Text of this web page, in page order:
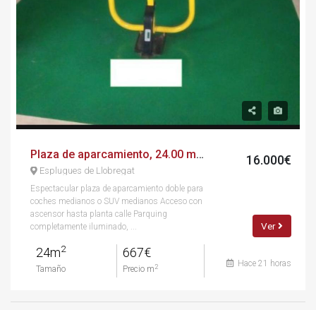
Plaza de aparcamiento, 24.00 m², calle de laureà miró, 238
Esplugues de Llobregat
Espectacular plaza de aparcamiento doble para
coches medianos o SUV medianos Acceso con
ascensor hasta planta calle Parquing
completamente iluminado, ...
24m2
Tamaño
667€
Precio m 2
16.000€
Ver
Hace 21 horas